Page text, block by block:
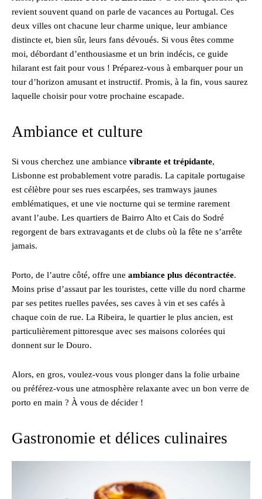
revient souvent quand on parle de vacances au Portugal. Ces
deux villes ont chacune leur charme unique, leur ambiance
distincte et, bien sûr, leurs fans dévoués. Si vous êtes comme
moi, débordant d’enthousiasme et un brin indécis, ce guide
hilarant est fait pour vous ! Préparez-vous à embarquer pour un
tour d’horizon amusant et instructif. Promis, à la fin, vous saurez
laquelle choisir pour votre prochaine escapade.
Ambiance et culture
Si vous cherchez une ambiance vibrante et trépidante,
Lisbonne est probablement votre paradis. La capitale portugaise
est célèbre pour ses rues escarpées, ses tramways jaunes
emblématiques, et une vie nocturne qui se termine rarement
avant l’aube. Les quartiers de Bairro Alto et Cais do Sodré
regorgent de bars extravagants et de clubs où la fête ne s’arrête
jamais.
Porto, de l’autre côté, offre une ambiance plus décontractée.
Moins prise d’assaut par les touristes, cette ville du nord charme
par ses petites ruelles pavées, ses caves à vin et ses cafés à
chaque coin de rue. La Ribeira, le quartier le plus ancien, est
particulièrement pittoresque avec ses maisons colorées qui
donnent sur le Douro.
Alors, en gros, voulez-vous vous plonger dans la folie urbaine
ou préférez-vous une atmosphère relaxante avec un bon verre de
porto en main ? À vous de décider !
Gastronomie et délices culinaires